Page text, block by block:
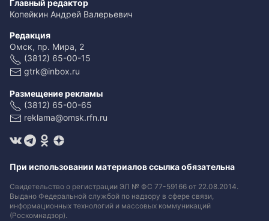
Главный редактор
Копейкин Андрей Валерьевич
Редакция
Омск, пр. Мира, 2
(3812) 65-00-15
gtrk@inbox.ru
Размещение рекламы
(3812) 65-00-65
reklama@omsk.rfn.ru
При использовании материалов ссылка обязательна
Свидетельство о регистрации ЭЛ № ФС 77-59166 от 22.08.2014.
Выдано Федеральной службой по надзору в сфере связи,
информационных технологий и массовых коммуникаций
(Роскомнадзор).